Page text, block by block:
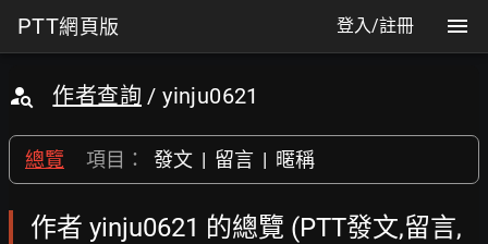
PTT網頁版 登入/註冊
作者查詢 / yinju0621
總覽 項目： 發文 | 留言 | 暱稱
作者 yinju0621 的總覽 (PTT發文,留言,